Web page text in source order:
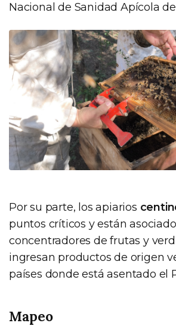
Nacional de Sanidad Apícola
Por su parte, los apiarios
puntos críticos y están
concentradores de frutas y
ingresan productos de origen
países donde está asentado el
Mapeo